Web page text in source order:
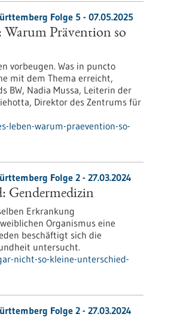
Folge 5 - 07.05.2025
Warum Prävention so
vorbeugen. Was in puncto
mit dem Thema erreicht,
BW, Nadia Mussa, Leiterin der
Direktor des Zentrums für
leben-warum-praevention-so-
Folge 2 - 27.03.2024
Gendermedizin
Erkrankung
Organismus eine
beschäftigt sich die
untersucht.
nicht-so-kleine-unterschied-
Folge 2 - 27.03.2024